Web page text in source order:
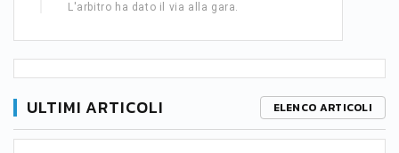
L'arbitro ha dato il via alla gara.
ULTIMI ARTICOLI ELENCO ARTICOLI